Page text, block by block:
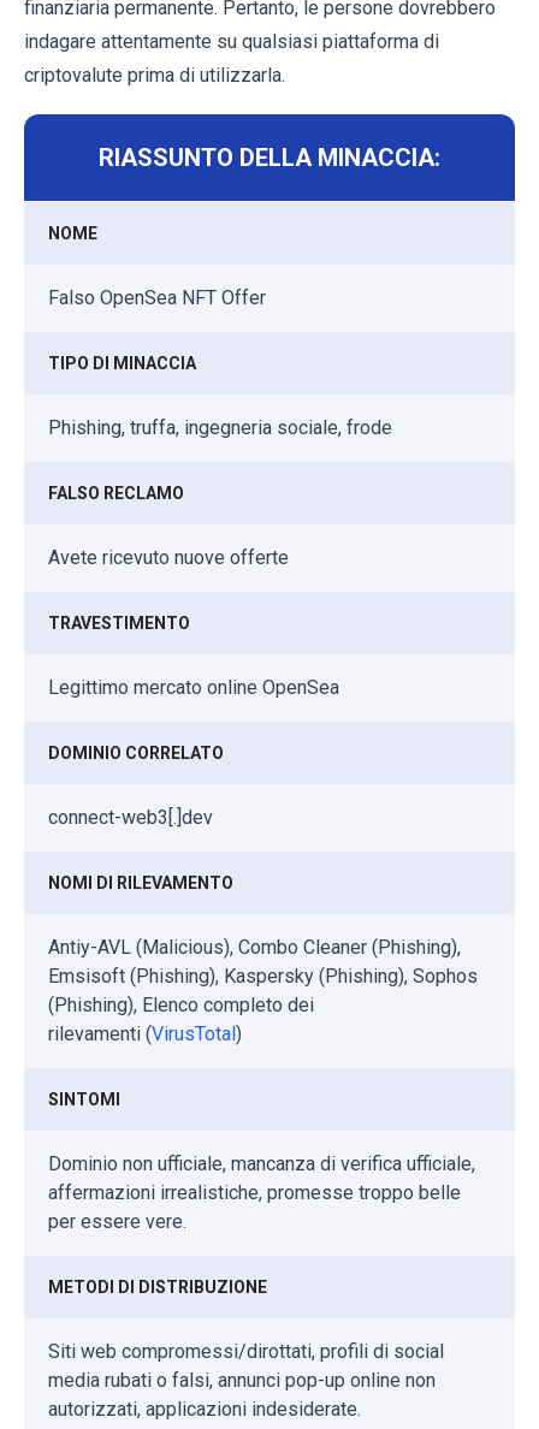
finanziaria permanente. Pertanto, le persone dovrebbero
indagare attentamente su qualsiasi piattaforma di
criptovalute prima di utilizzarla.
RIASSUNTO DELLA MINACCIA:
NOME
Falso OpenSea NFT Offer
TIPO DI MINACCIA
Phishing, truffa, ingegneria sociale, frode
FALSO RECLAMO
Avete ricevuto nuove offerte
TRAVESTIMENTO
Legittimo mercato online OpenSea
DOMINIO CORRELATO
connect-web3[.]dev
NOMI DI RILEVAMENTO
Antiy-AVL (Malicious), Combo Cleaner (Phishing),
Emsisoft (Phishing), Kaspersky (Phishing), Sophos
(Phishing), Elenco completo dei
rilevamenti (VirusTotal)
SINTOMI
Dominio non ufficiale, mancanza di verifica ufficiale,
affermazioni irrealistiche, promesse troppo belle
per essere vere.
METODI DI DISTRIBUZIONE
Siti web compromessi/dirottati, profili di social
media rubati o falsi, annunci pop-up online non
autorizzati, applicazioni indesiderate.